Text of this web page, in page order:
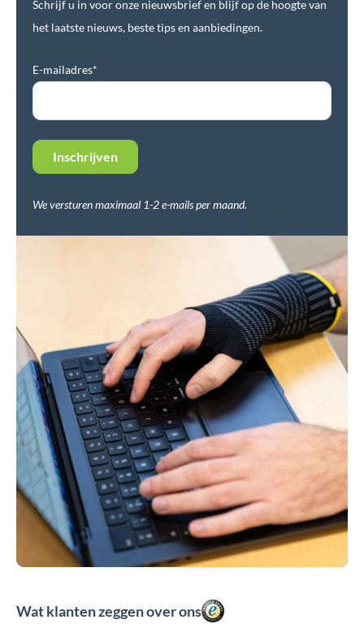
Schrijf u in voor onze nieuwsbrief en blijf op de hoogte van
het laatste nieuws, beste tips en aanbiedingen.
E-mailadres*
We versturen maximaal 1-2 e-mails per maand.
Wat klanten zeggen over ons